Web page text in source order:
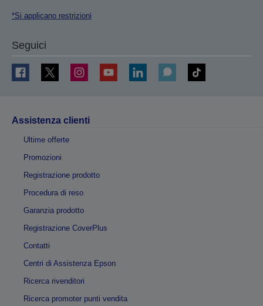
*Si applicano restrizioni
Seguici
Assistenza clienti
Ultime offerte
Promozioni
Registrazione prodotto
Procedura di reso
Garanzia prodotto
Registrazione CoverPlus
Contatti
Centri di Assistenza Epson
Ricerca rivenditori
Ricerca promoter punti vendita